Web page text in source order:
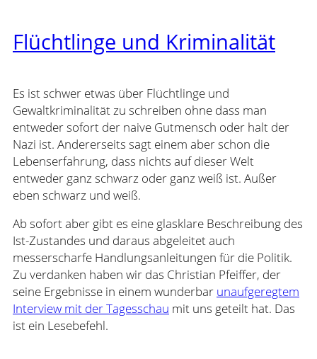
Flüchtlinge und Kriminalität
Es ist schwer etwas über Flüchtlinge und
Gewaltkriminalität zu schreiben ohne dass man
entweder sofort der naive Gutmensch oder halt der
Nazi ist. Andererseits sagt einem aber schon die
Lebenserfahrung, dass nichts auf dieser Welt
entweder ganz schwarz oder ganz weiß ist. Außer
eben schwarz und weiß.
Ab sofort aber gibt es eine glasklare Beschreibung des
Ist-Zustandes und daraus abgeleitet auch
messerscharfe Handlungsanleitungen für die Politik.
Zu verdanken haben wir das Christian Pfeiffer, der
seine Ergebnisse in einem wunderbar unaufgeregtem
Interview mit der Tagesschau mit uns geteilt hat. Das
ist ein Lesebefehl.